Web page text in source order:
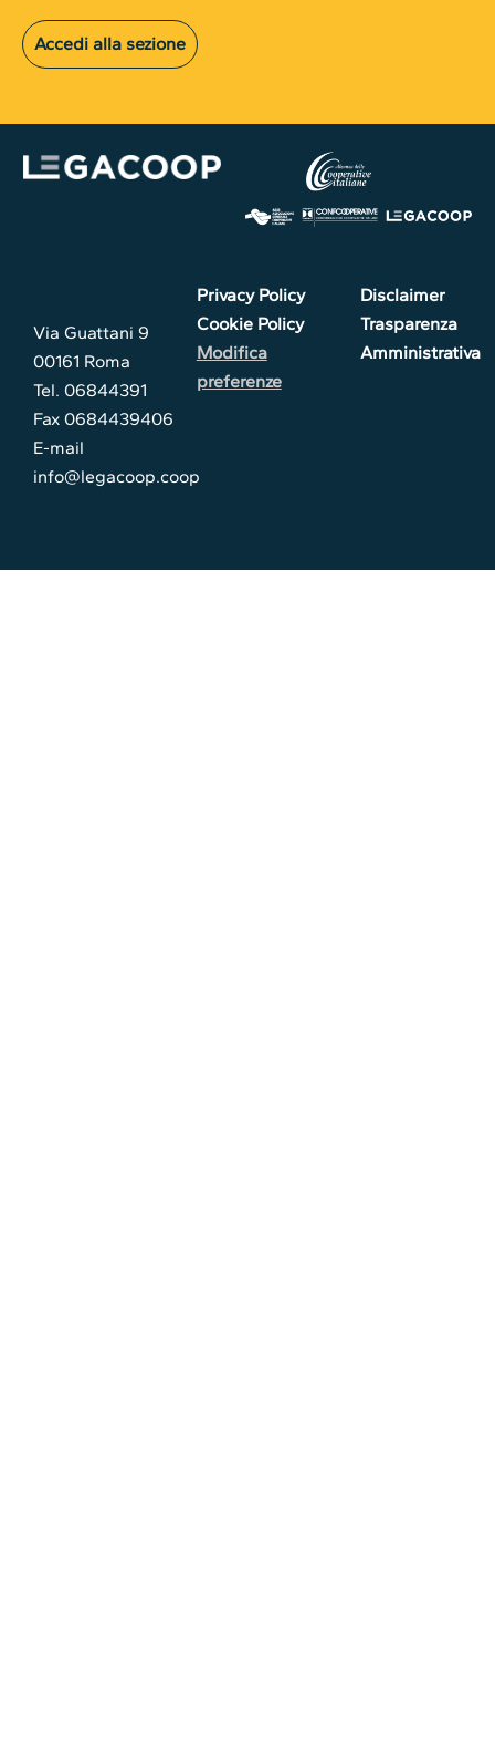
Accedi alla sezione
Via Guattani 9
00161 Roma
Tel. 06844391
Fax 0684439406
E-mail
info@legacoop.coop
Privacy Policy
Cookie Policy
Modifica
preferenze
Disclaimer
Trasparenza
Amministrativa